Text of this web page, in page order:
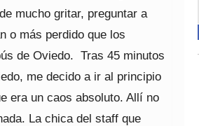
mucho gritar, preguntar a
o más perdido que los
de Oviedo. Tras 45 minutos
me decido a ir al principio
era un caos absoluto. Allí no
La chica del staff que